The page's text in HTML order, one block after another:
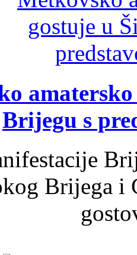
Brijegu s
Brijega